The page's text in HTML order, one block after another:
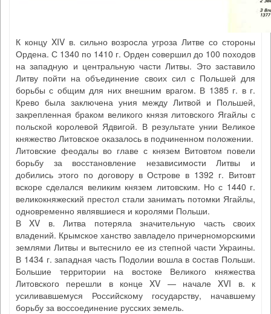
К концу XIV в. сильно возросла угроза Литве со стороны
Ордена. С 1340 по 1410 г. Орден совершил до 100 походов
на западную и центральную части Литвы. Это заставило
Литву пойти на объединение своих сил с Польшей для
борьбы с общим для них внешним врагом. В 1385 г. в г.
Крево была заключена уния между Литвой и Польшей,
закрепленная браком великого князя литовского Ягайлы с
польской королевой Ядвигой. В результате унии Великое
княжество Литовское оказалось в подчиненном положении.
Литовские феодалы во главе с князем Витовтом повели
борьбу за восстановление независимости Литвы и
добились этого по договору в Острове в 1392 г. Витовт
вскоре сделался великим князем литовским. Но с 1440 г.
великокняжеский престол стали занимать потомки Ягайлы,
одновременно являвшиеся и королями Польши.
В XV в. Литва потеряла значительную часть своих
владений. Крымское ханство завладело причерноморскими
землями Литвы и вытеснило ее из степной части Украины.
В 1434 г. западная часть Подолии вошла в cостав Польши.
Большие территории на востоке Великого княжества
Литовского перешли в конце XV — начале XVI в. к
усиливавшемуся Российскому государству, начавшему
борьбу за воссоединение русских земель.